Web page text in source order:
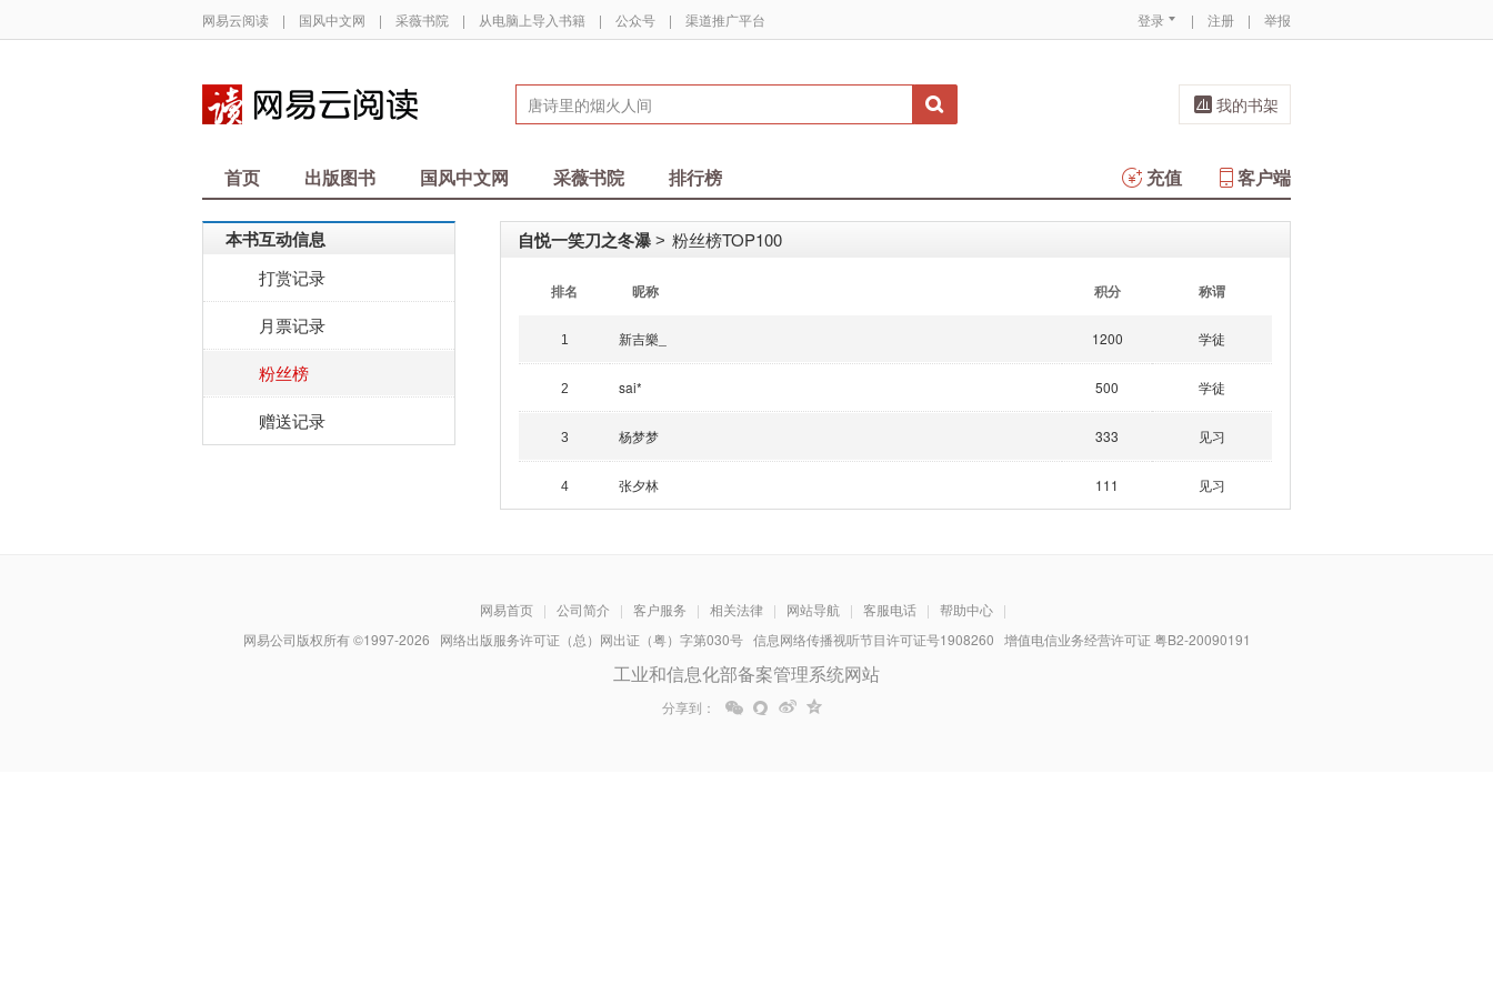
网易云阅读 | 国风中文网 | 采薇书院 | 从电脑上导入书籍 | 公众号 | 渠道推广平台 登录 | 注册 | 举报
我的书架
首页 出版图书 国风中文网 采薇书院 排行榜 客户端
充值
本书互动信息
打赏记录
月票记录
粉丝榜
赠送记录
自悦一笑刀之冬瀑 > 粉丝榜TOP100
排名 昵称 积分 称谓
1 新吉樂_ 1200 学徒
2 sai* 500 学徒
3 杨梦梦 333 见习
4 张夕林 111 见习
网易首页 | 公司简介 | 客户服务 | 相关法律 | 网站导航 | 客服电话 | 帮助中心 |
网易公司版权所有 ©1997-2026 网络出版服务许可证（总）网出证（粤）字第030号 信息网络传播视听节目许可证号1908260 增值电信业务经营许可证 粤B2-20090191
工业和信息化部备案管理系统网站
分享到：